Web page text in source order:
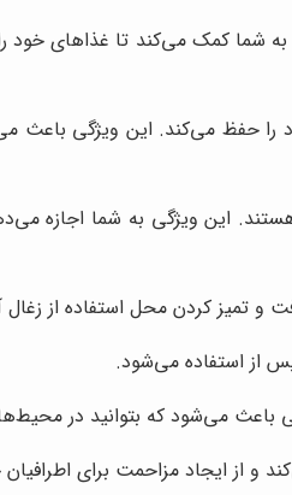
شما کمک می‌کند تا غذاهای خود
را حفظ می‌کند. این ویژگی باعث
این ویژگی به شما اجازه
و تمیز کردن محل استفاده از زغال
از استفاده می‌شود.
می‌شود که بتوانید در
و از ایجاد مزاحمت برای